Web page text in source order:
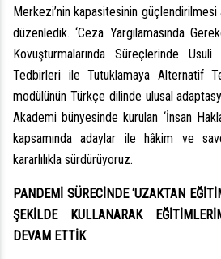
Merkezi’nin kapasitesinin güçlendirilmesi
düzenledik. ‘Ceza Yargılamasında
Kovuşturmalarında Süreçlerinde
Tedbirleri ile Tutuklamaya Alternatif
modülünün Türkçe dilinde ulusal
Akademi bünyesinde kurulan ‘İnsan
kapsamında adaylar ile hâkim ve
kararlılıkla sürdürüyoruz.
PANDEMİ SÜRECİNDE ‘UZAKTAN
ŞEKİLDE KULLANARAK
DEVAM ETTİK